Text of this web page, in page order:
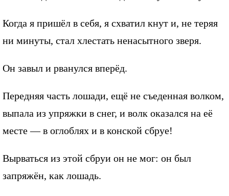
Когда я пришёл в себя, я схватил кнут и, не теряя
ни минуты, стал хлестать ненасытного зверя.
Он завыл и рванулся вперёд.
Передняя часть лошади, ещё не съеденная волком,
выпала из упряжки в снег, и волк оказался на её
месте — в оглоблях и в конской сбруе!
Вырваться из этой сбруи он не мог: он был
запряжён, как лошадь.